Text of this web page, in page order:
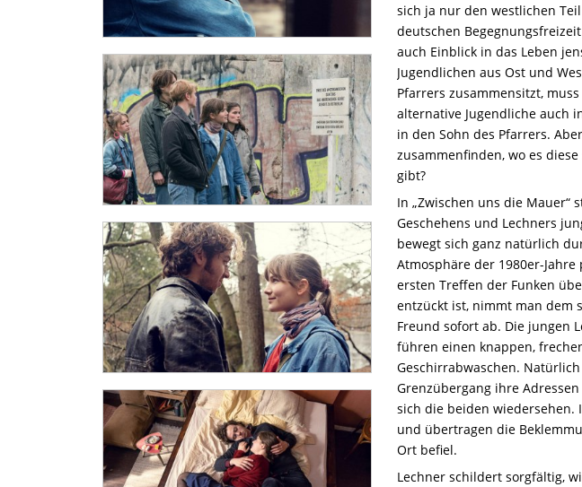
sich ja nur den westlichen
deutschen
auch Einblick in das Leben
Jugendlichen aus Ost und
Pfarrers zusammensitzt,
alternative Jugendliche auch
in den Sohn des Pfarrers.
zusammenfinden, wo es
gibt?
In „Zwischen uns die Mauer“
Geschehens und Lechners
bewegt sich ganz natürlich
Atmosphäre der 1980er-
ersten Treffen der Funken
entzückt ist, nimmt man dem
Freund sofort ab. Die jungen
führen einen knappen,
Geschirrabwaschen.
Grenzübergang ihre
sich die beiden wiedersehen.
und übertragen die
Ort befiel.
Lechner schildert sorgfältig,